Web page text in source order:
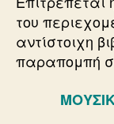
του
αντίστοιχη
παραπομπή